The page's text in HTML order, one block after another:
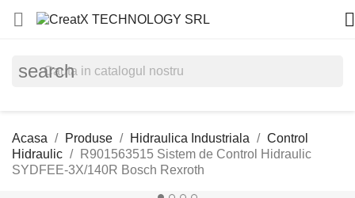
 
search
Acasa Produse Hidraulica Industriala
Control
Hidraulic
R901563515 Sistem de Control Hidraulic
SYDFEE-3X/140R Bosch Rexroth